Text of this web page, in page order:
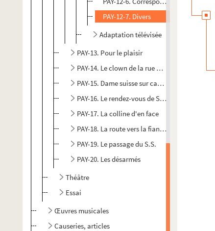
PAY-12-7. Divers
Adaptation télévisée
PAY-13. Pour le plaisir
PAY-14. Le clown de la rue Montorgueil
PAY-15. Dame suisse sur canapé de reps vert
PAY-16. Le rendez-vous de Strasbourg
PAY-17. La colline d'en face
PAY-18. La route vers la fiancée
PAY-19. Le passage du S.S.
PAY-20. Les désarmés
Théâtre
Essai
Œuvres musicales
Causeries, articles